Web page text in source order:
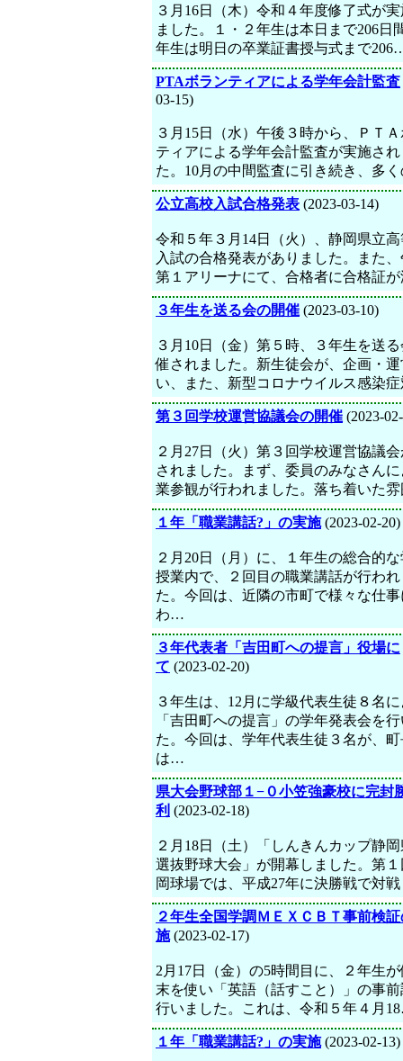
３月16日（木）令和４年度修了式が
ました。１・２年生は本日まで206日
年生は明日の卒業証書授与式まで
PTAボランティアによる学年会計監査
03-15)
３月15日（水）午後３時から、ＰＴ
ティアによる学年会計監査が実施さ
た。10月の中間監査に引き続き、多
公立高校入試合格発表 (2023-03-14)
令和５年３月14日（火）、静岡県立
入試の合格発表がありました。また
第１アリーナにて、合格者に合格証
３年生を送る会の開催 (2023-03-10)
３月10日（金）第５時、３年生を送
催されました。新生徒会が、企画・
い、また、新型コロナウイルス感染
第３回学校運営協議会の開催 (2023-
２月27日（火）第３回学校運営協議
されました。まず、委員のみなさん
業参観が行われました。落ち着いた
１年「職業講話?」の実施(2023-02-20)
２月20日（月）に、１年生の総合的
授業内で、２回目の職業講話が行わ
た。今回は、近隣の市町で様々な仕
わ…
３年代表者「吉田町への提言」役場に
て (2023-02-20)
３年生は、12月に学級代表生徒８名
「吉田町への提言」の学年発表会を
た。今回は、学年代表生徒３名が、
は…
県大会野球部１−０小笠強豪校に完封
利 (2023-02-18)
２月18日（土）「しんきんカップ静
選抜野球大会」が開幕しました。第
岡球場では、平成27年に決勝戦で対
２年生全国学調ＭＥＸＣＢＴ事前検
施(2023-02-17)
2月17日（金）の5時間目に、２年生
末を使い「英語（話すこと）」の事
行いました。これは、令和５年４月
１年「職業講話?」の実施(2023-02-13)